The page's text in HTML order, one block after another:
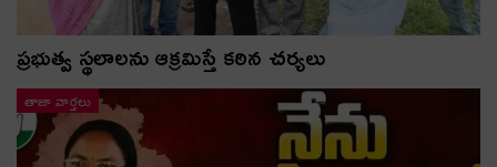
ప్రభుత్వ స్థలాలను ఆక్రమిస్తే కఠిన చర్యలు
తాజా వార్తలు